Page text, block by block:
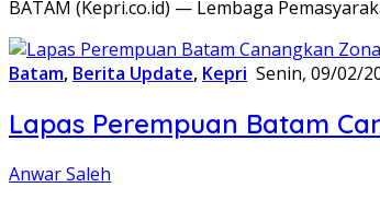
BATAM (Kepri.co.id) — Lembaga
Batam, Berita Update, Kepri Senin, 09/02/
Lapas Perempuan Batam
Anwar Saleh